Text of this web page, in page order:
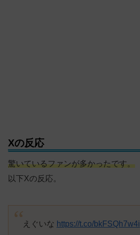
Xの反応
驚いているファンが多かったです。
以下Xの反応。
えぐいな https://t.co/bkFSQh7w4i